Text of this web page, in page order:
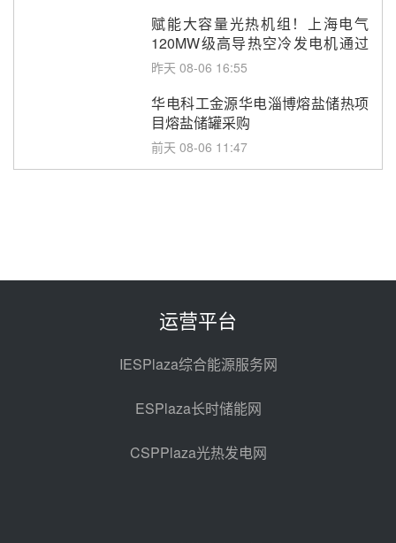
赋能大容量光热机组！上海电气
120MW级高导热空冷发电机通过
型式试验
昨天 08-06 16:55
华电科工金源华电淄博熔盐储热项
目熔盐储罐采购
前天 08-06 11:47
光热示范电站二列蒸汽发生器设备
热发电工程EPC总承包项目熔盐截
昊森机电中标新疆华电天山北麓基
地100MW光热发电工程EPC总承
包项目熔盐介质超声波流量计采购
前天 08-05 17:09
运营平台
IESPlaza综合能源服务网
ESPlaza长时储能网
CSPPlaza光热发电网